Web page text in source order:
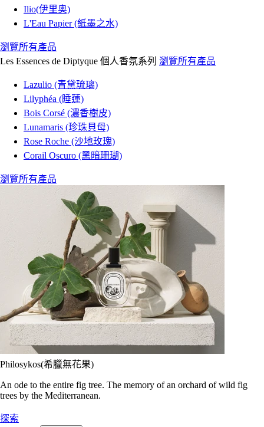
Ilio(伊里奥)
L'Eau Papier (紙墨之水)
瀏覽所有產品
Les Essences de Diptyque 個人香氛系列 瀏覽所有產品
Lazulio (青黛琉璃)
Lilyphéa (睡蓮)
Bois Corsé (濃香樹皮)
Lunamaris (珍珠貝母)
Rose Roche (沙地玫瑰)
Corail Oscuro (黑暗珊瑚)
瀏覽所有產品
Philosykos(希臘無花果)
An ode to the entire fig tree. The memory of an orchard of wild fig
trees by the Mediterranean.
探索